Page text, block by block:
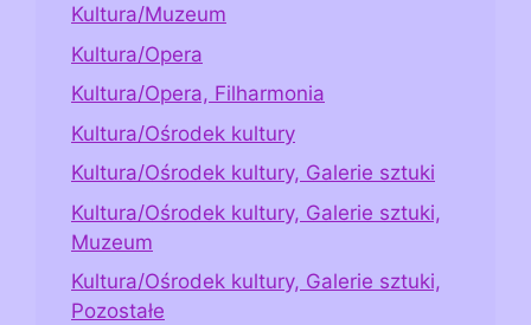
Kultura/Muzeum
Kultura/Opera
Kultura/Opera, Filharmonia
Kultura/Ośrodek kultury
Kultura/Ośrodek kultury, Galerie sztuki
Kultura/Ośrodek kultury, Galerie sztuki,
Muzeum
Kultura/Ośrodek kultury, Galerie sztuki,
Pozostałe